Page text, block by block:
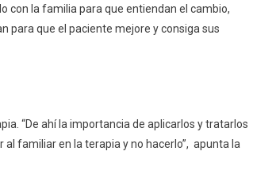
con la familia para que entiendan el cambio,
para que el paciente mejore y consiga sus
“De ahí la importancia de aplicarlos y tratarlos
familiar en la terapia y no hacerlo”, apunta la